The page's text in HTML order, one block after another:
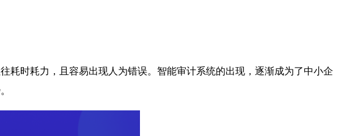
耗时耗力，且容易出现人为错误。智能审计系统的出现，逐渐成为了中小企